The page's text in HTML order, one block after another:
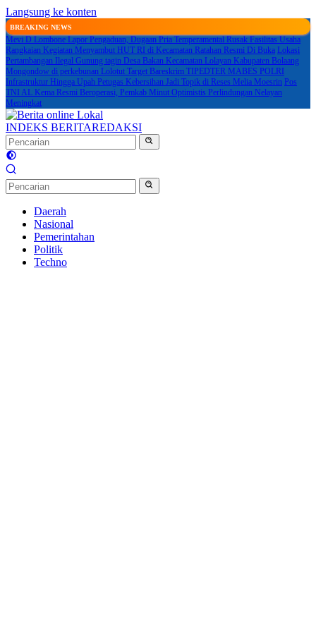
Langsung ke konten
BREAKING NEWS
Mevi D Lombone Lapor Pengaduan, Dugaan Pria Temperamental Rusak Fasilitas Usaha
Rangkaian Kegiatan Menyambut HUT RI di Kecamatan Ratahan Resmi Di Buka Lokasi
Pertambangan Ilegal Gunung tagin Desa Bakan Kecamatan Lolayan Kabupaten Bolaang
Mongondow di perkebunan Lolotut Target Bareskrim TIPEDTER MABES POLRI
Infrastruktur Hingga Upah Petugas Kebersihan Jadi Topik di Reses Melia Moesrin Pos
TNI AL Kema Resmi Beroperasi, Pemkab Minut Optimistis Perlindungan Nelayan
Meningkat
INDEKS BERITAREDAKSI
Daerah
Nasional
Pemerintahan
Politik
Techno